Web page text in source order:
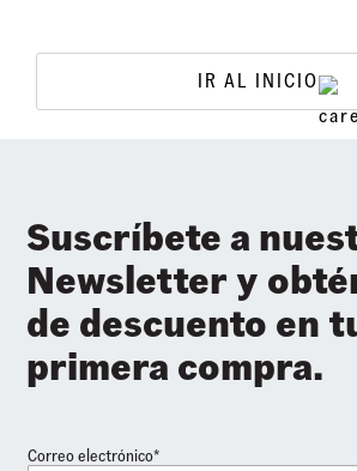
IR AL INICIO
Suscríbete a
Newsletter y
de descuento en
primera compra.
Correo electrónico*